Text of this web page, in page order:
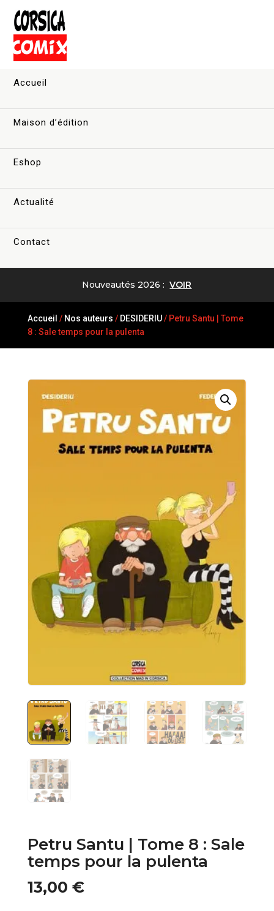
Accueil
Maison d’édition
Eshop
Actualité
Contact
Nouveautés 2026 :VOIR
Accueil / Nos auteurs / DESIDERIU/ Petru Santu | Tome
8 : Sale temps pour la pulenta
Petru Santu | Tome 8 : Sale
temps pour la pulenta
13,00 €